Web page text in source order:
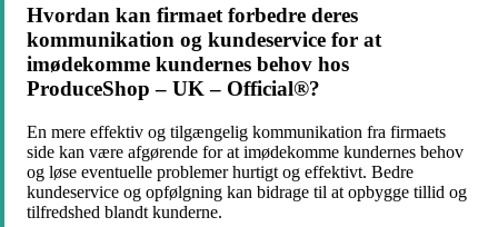
Hvordan kan firmaet forbedre deres
kommunikation og kundeservice for at
imødekomme kundernes behov hos
ProduceShop – UK – Official®?
En mere effektiv og tilgængelig kommunikation fra firmaets
side kan være afgørende for at imødekomme kundernes behov
og løse eventuelle problemer hurtigt og effektivt. Bedre
kundeservice og opfølgning kan bidrage til at opbygge tillid og
tilfredshed blandt kunderne.